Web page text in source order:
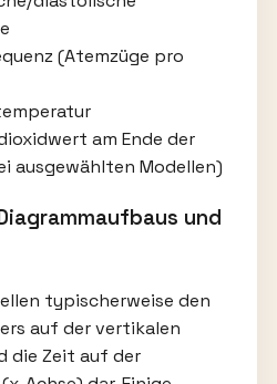
(Atemzüge pro
am Ende der
ausgewählten Modellen)
und
typischerweise den
auf der vertikalen
die Zeit auf der